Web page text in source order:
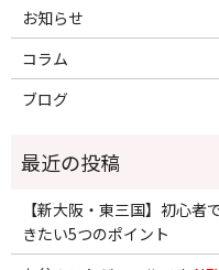
お知らせ
コラム
ブログ
【新大阪・東三国】初心
きたい5つのポイント